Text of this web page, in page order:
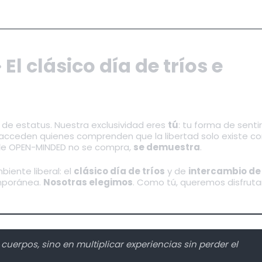
· El clásico día de tríos e
estatus. Nuestra exclusividad eres tú: tu forma de
quienes comprenden que la libertad solo existe
OPEN-MINDED no se compra, se demuestra.
liberal: el clásico día de tríos y de intercambio de
Nosotras elegimos. Como tú, queremos
sino en multiplicar experiencias sin perder el